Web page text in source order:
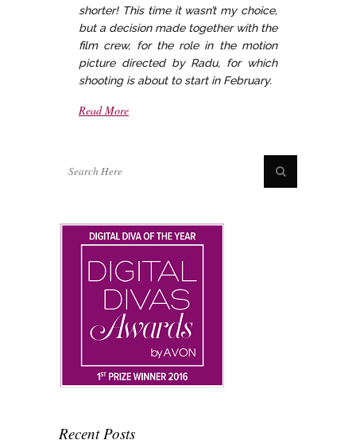
shorter! This time it wasn’t my choice,
but a decision made together with the
film crew, for the role in the motion
picture directed by Radu, for which
shooting is about to start in February.
Read More
Recent Posts